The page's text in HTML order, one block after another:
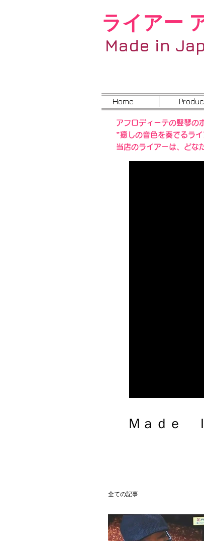
ライアー
Made in
Home
アフロディーテの竪琴の
”癒しの音色を奏でるラ
当店のライアーは、どな
Ｍａｄｅ
全ての記事